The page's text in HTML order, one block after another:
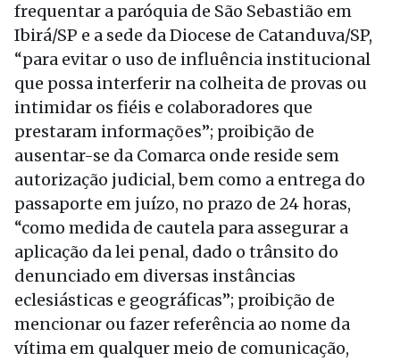
frequentar a paróquia de São Sebastião em
Ibirá/SP e a sede da Diocese de Catanduva/SP,
“para evitar o uso de influência institucional
que possa interferir na colheita de provas ou
intimidar os fiéis e colaboradores que
prestaram informações”; proibição de
ausentar-se da Comarca onde reside sem
autorização judicial, bem como a entrega do
passaporte em juízo, no prazo de 24 horas,
“como medida de cautela para assegurar a
aplicação da lei penal, dado o trânsito do
denunciado em diversas instâncias
eclesiásticas e geográficas”; proibição de
mencionar ou fazer referência ao nome da
vítima em qualquer meio de comunicação,